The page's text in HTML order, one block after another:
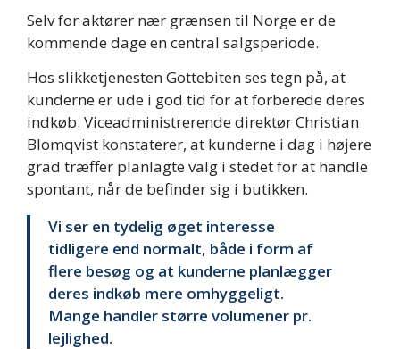
Selv for aktører nær grænsen til Norge er de
kommende dage en central salgsperiode.
Hos slikketjenesten Gottebiten ses tegn på, at
kunderne er ude i god tid for at forberede deres
indkøb. Viceadministrerende direktør Christian
Blomqvist konstaterer, at kunderne i dag i højere
grad træffer planlagte valg i stedet for at handle
spontant, når de befinder sig i butikken.
Vi ser en tydelig øget interesse
tidligere end normalt, både i form af
flere besøg og at kunderne planlægger
deres indkøb mere omhyggeligt.
Mange handler større volumener pr.
lejlighed.